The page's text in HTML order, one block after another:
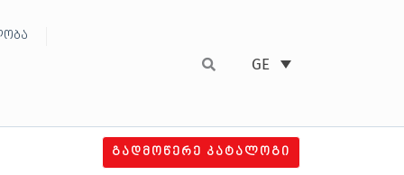
GE
ᲒᲐᲓᲛᲝᲬᲔᲠᲔ ᲙᲐᲢᲐᲚᲝᲒᲘ